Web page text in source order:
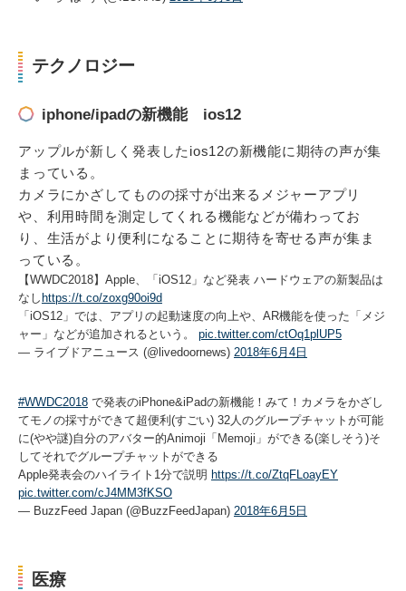
テクノロジー
iphone/ipadの新機能 ios12
アップルが新しく発表したios12の新機能に期待の声が集
まっている。
カメラにかざしてものの採寸が出来るメジャーアプリ
や、利用時間を測定してくれる機能などが備わってお
り、生活がより便利になることに期待を寄せる声が集ま
っている。
【WWDC2018】Apple、「iOS12」など発表 ハードウェアの新製品は
なし https://t.co/zoxg90oi9d
「iOS12」では、アプリの起動速度の向上や、AR機能を使った「メジ
ャー」などが追加されるという。 pic.twitter.com/ctOq1plUP5
— ライブドアニュース (@livedoornews) 2018年6月4日
#WWDC2018 で発表のiPhone&iPadの新機能！みて！カメラをかざし
てモノの採寸ができて超便利(すごい) 32人のグループチャットが可能
に(やや謎)自分のアバター的Animoji「Memoji」ができる(楽しそう)そ
してそれでグループチャットができる
Apple発表会のハイライト1分で説明 https://t.co/ZtqFLoayEY
pic.twitter.com/cJ4MM3fKSO
— BuzzFeed Japan (@BuzzFeedJapan) 2018年6月5日
医療